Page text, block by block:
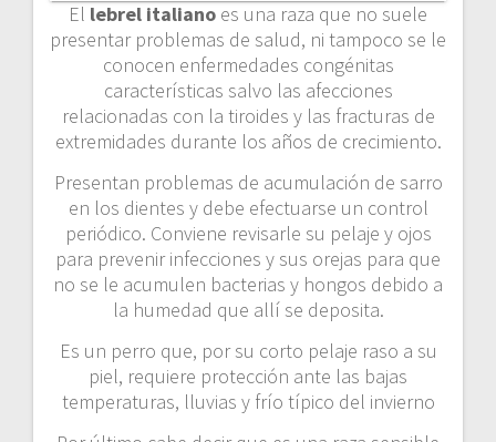
El lebrel italiano es una raza que no suele
presentar problemas de salud, ni tampoco se le
conocen enfermedades congénitas
características salvo las afecciones
relacionadas con la tiroides y las fracturas de
extremidades durante los años de crecimiento.
Presentan problemas de acumulación de sarro
en los dientes y debe efectuarse un control
periódico. Conviene revisarle su pelaje y ojos
para prevenir infecciones y sus orejas para que
no se le acumulen bacterias y hongos debido a
la humedad que allí se deposita.
Es un perro que, por su corto pelaje raso a su
piel, requiere protección ante las bajas
temperaturas, lluvias y frío típico del invierno